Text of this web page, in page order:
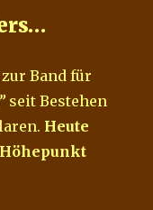
Band für
seit Bestehen
Heute